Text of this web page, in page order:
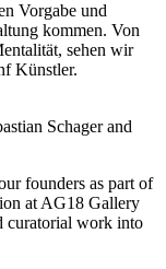
Vorgabe und
kommen. Von
sehen wir
Künstler.
Schager and
founders as part of
at AG18 Gallery
curatorial work into